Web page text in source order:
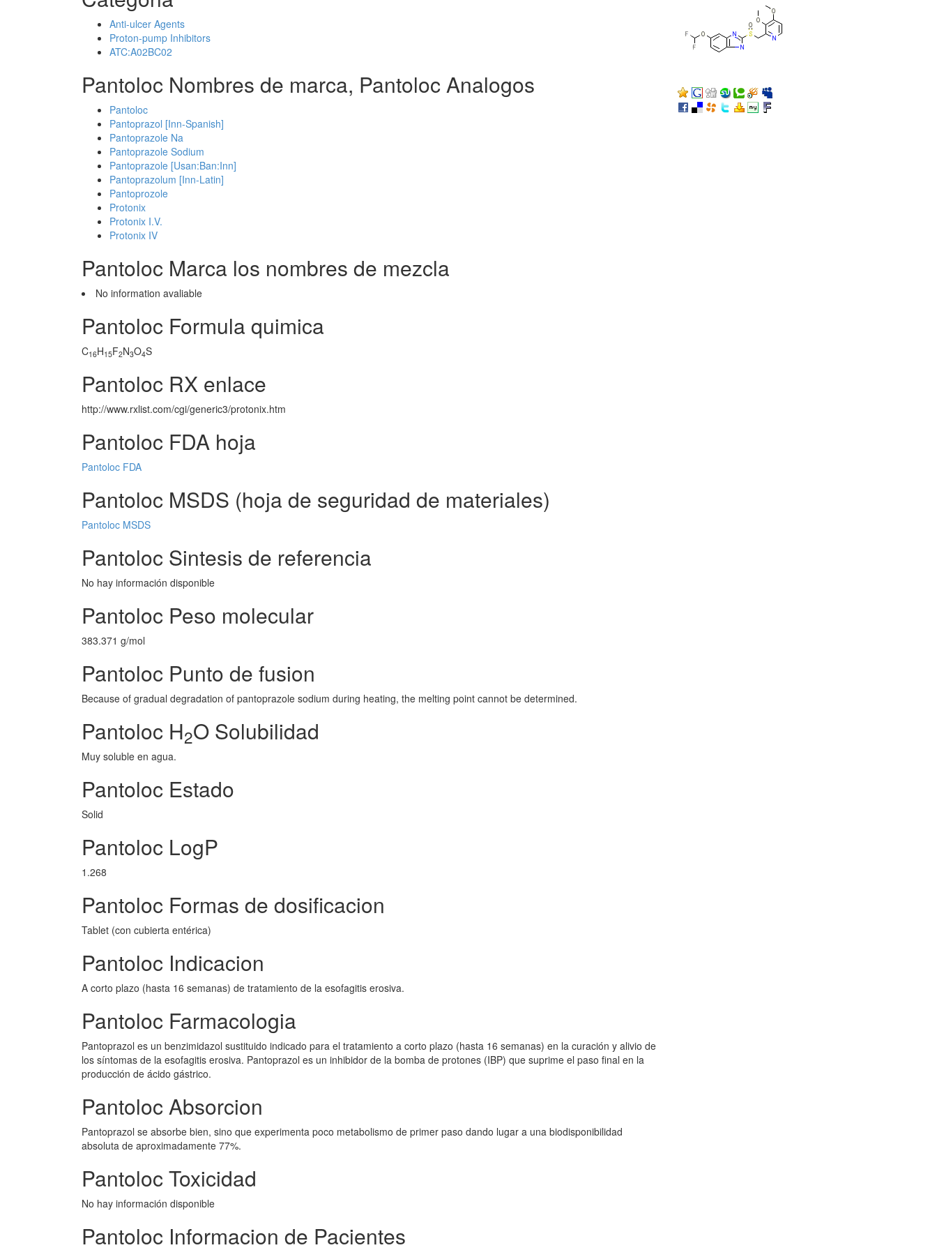
Anti-ulcer Agents
Proton-pump Inhibitors
ATC:A02BC02
Pantoloc Nombres de marca, Pantoloc Analogos
Pantoloc
Pantoprazol [Inn-Spanish]
Pantoprazole Na
Pantoprazole Sodium
Pantoprazole [Usan:Ban:Inn]
Pantoprazolum [Inn-Latin]
Pantoprozole
Protonix
Protonix I.V.
Protonix IV
Pantoloc Marca los nombres de mezcla
No information avaliable
Pantoloc Formula quimica
C16H15F2N3O4S
Pantoloc RX enlace
http://www.rxlist.com/cgi/generic3/protonix.htm
Pantoloc FDA hoja
Pantoloc FDA
Pantoloc MSDS (hoja de seguridad de materiales)
Pantoloc MSDS
Pantoloc Sintesis de referencia
No hay información disponible
Pantoloc Peso molecular
383.371 g/mol
Pantoloc Punto de fusion
Because of gradual degradation of pantoprazole sodium during heating, the melting point cannot be determined.
Pantoloc H2O Solubilidad
Muy soluble en agua.
Pantoloc Estado
Solid
Pantoloc LogP
1.268
Pantoloc Formas de dosificacion
Tablet (con cubierta entérica)
Pantoloc Indicacion
A corto plazo (hasta 16 semanas) de tratamiento de la esofagitis erosiva.
Pantoloc Farmacologia
Pantoprazol es un benzimidazol sustituido indicado para el tratamiento a corto plazo (hasta 16 semanas) en la curación y alivio de
los síntomas de la esofagitis erosiva. Pantoprazol es un inhibidor de la bomba de protones (IBP) que suprime el paso final en la
producción de ácido gástrico.
Pantoloc Absorcion
Pantoprazol se absorbe bien, sino que experimenta poco metabolismo de primer paso dando lugar a una biodisponibilidad
absoluta de aproximadamente 77%.
Pantoloc Toxicidad
No hay información disponible
Pantoloc Informacion de Pacientes